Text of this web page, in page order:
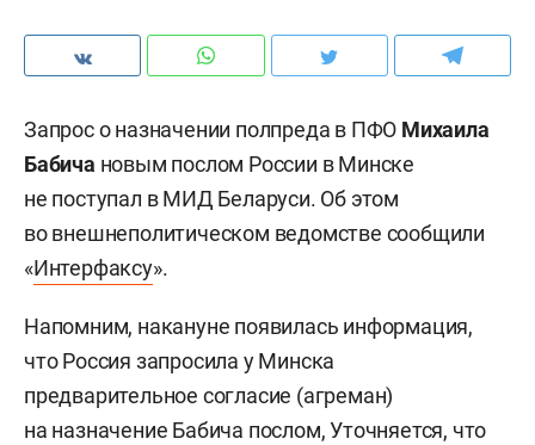
Запрос о назначении полпреда в ПФО Михаила
Бабича новым послом России в Минске
не поступал в МИД Беларуси. Об этом
во внешнеполитическом ведомстве сообщили
«Интерфаксу».
Напомним, накануне появилась информация,
что Россия запросила у Минска
предварительное согласие (агреман)
на назначение Бабича послом, Уточняется, что